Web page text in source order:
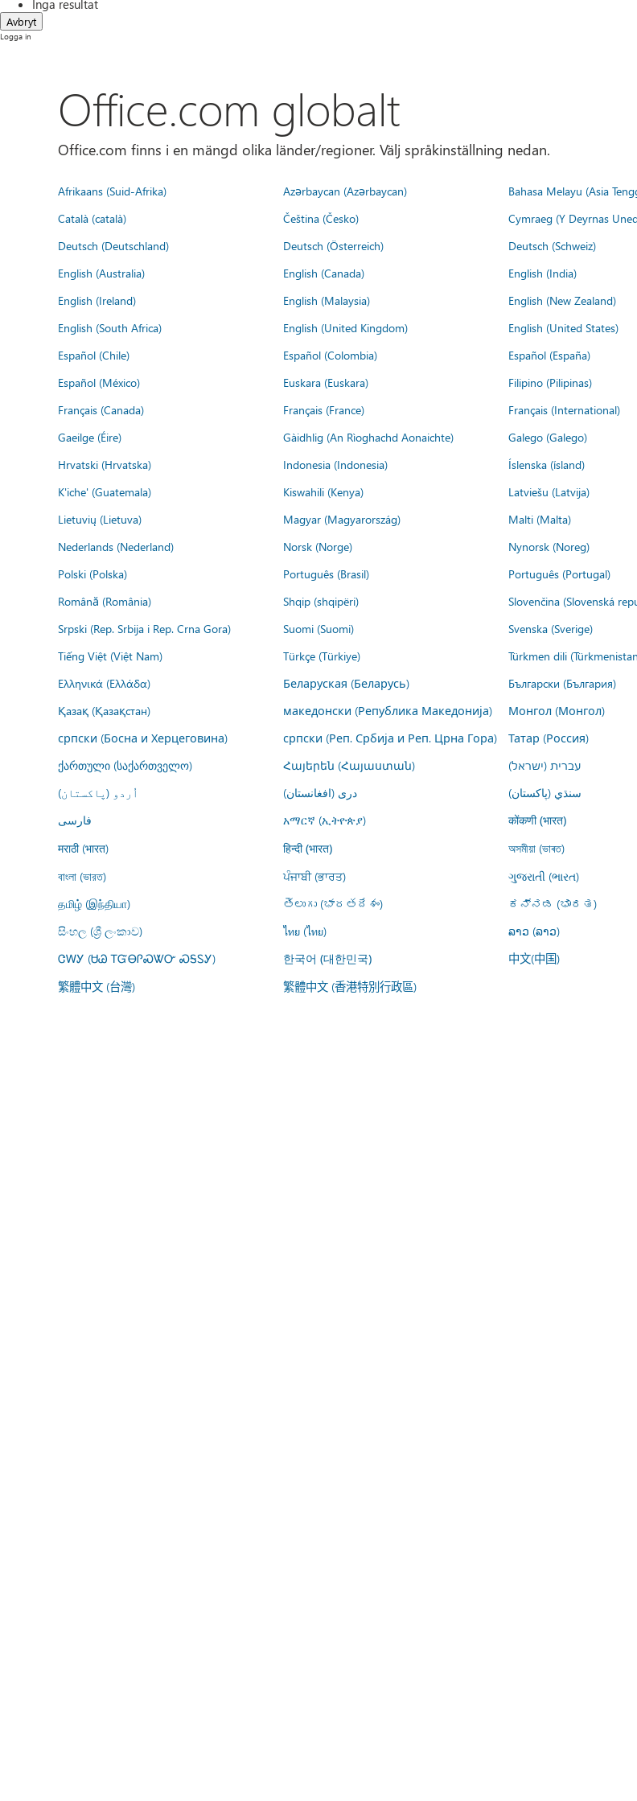
Inga resultat
Avbryt
Logga in
Office.com globalt
Office.com finns i en mängd olika länder/regioner. Välj språkinställning nedan.
Afrikaans (Suid-Afrika) Azərbaycan (Azərbaycan) Bahasa Melayu (Asia
Català (català)
Čeština (Česko) Cymraeg (Y Deyrnas
Deutsch (Deutschland)
Deutsch (Österreich) Deutsch (Schweiz)
English (Australia)
English (Canada) English (India)
English (Ireland)
English (Malaysia) English (New Zealand)
English (South Africa)
English (United Kingdom) English (United States)
Español (Chile)
Español (Colombia) Español (España)
Español (México)
Euskara (Euskara) Filipino (Pilipinas)
Français (Canada)
Français (France) Français (International)
Gaeilge (Éire)
Gàidhlig (An Rìoghachd Aonaichte) Galego (Galego)
Hrvatski (Hrvatska)
Indonesia (Indonesia) Íslenska (ísland)
K'iche' (Guatemala)
Kiswahili (Kenya) Latviešu (Latvija)
Lietuvių (Lietuva)
Magyar (Magyarország) Malti (Malta)
Nederlands (Nederland)
Norsk (Norge) Nynorsk (Noreg)
Polski (Polska)
Português (Brasil) Português (Portugal)
Română (România)
Shqip (shqipëri) Slovenčina (Slovenská
Srpski (Rep. Srbija i Rep. Crna Gora)
Suomi (Suomi) Svenska (Sverige)
Tiếng Việt (Việt Nam)
Türkçe (Türkiye) Türkmen dili
Ελληνικά (Ελλάδα)
Беларуская (Беларусь) Български (България)
Қазақ (Қазақстан)
македонски (Република Македонија) Монгол (Монгол)
српски (Босна и Херцеговина)
српски (Реп. Србија и Реп. Црна Гора) Татар (Россия)
ქართული (საქართველო)
Հայերեն (Հայաստան) עברית (ישראל)
اُردو (پاکستان)
درى (افغانستان) سنڌي (پاکستان)
فارسى
አማርኛ (ኢትዮጵያ) कोंकणी (भारत)
मराठी (भारत)
हिन्दी (भारत) অসমীয়া (ভাৰত)
বাংলা (ভারত)
ਪੰਜਾਬੀ (ਭਾਰਤ) ગુજરાતી (ભારત)
தமிழ் (இந்தியா)
తెలుగు (భారతదేశం) ಕನ್ನಡ (ಭಾರತ)
සිංහල (ශ්‍රී ලංකාව)
ไทย (ไทย) ລາວ (ລາວ)
ᏣᎳᎩ (ᏌᏊ ᎢᏳᎾᎵᏍᏔᏅ ᏍᎦᏚᎩ)
한국어 (대한민국) 中文(中国)
繁體中文 (台灣) 繁體中文 (香港特別行政區)